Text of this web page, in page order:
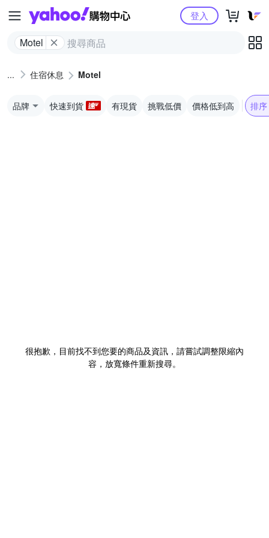
Yahoo購物中心
Motel
登入
住宿休息 Motel
品牌 快速到貨 有現貨 挑戰低價 價格低到高 排序
很抱歉，目前找不到您要的商品及資訊，請嘗試調整限縮內
容，放寬條件重新搜尋。